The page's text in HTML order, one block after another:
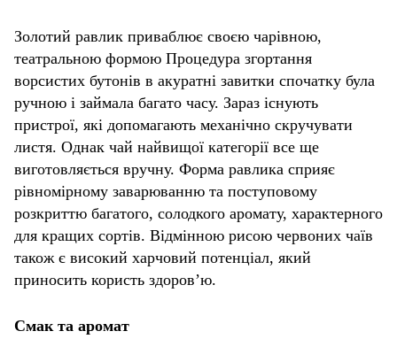
Золотий равлик приваблює своєю чарівною,
театральною формою Процедура згортання
ворсистих бутонів в акуратні завитки спочатку була
ручною і займала багато часу. Зараз існують
пристрої, які допомагають механічно скручувати
листя. Однак чай найвищої категорії все ще
виготовляється вручну. Форма равлика сприяє
рівномірному заварюванню та поступовому
розкриттю багатого, солодкого аромату, характерного
для кращих сортів. Відмінною рисою червоних чаїв
також є високий харчовий потенціал, який
приносить користь здоров’ю.
Смак та аромат